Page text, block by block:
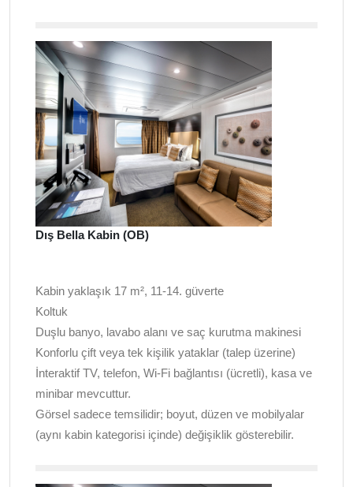
Dış Bella Kabin (OB)
Kabin yaklaşık 17 m², 11-14. güverte
Koltuk
Duşlu banyo, lavabo alanı ve saç kurutma makinesi
Konforlu çift veya tek kişilik yataklar (talep üzerine)
İnteraktif TV, telefon, Wi-Fi bağlantısı (ücretli), kasa ve
minibar mevcuttur.
Görsel sadece temsilidir; boyut, düzen ve mobilyalar
(aynı kabin kategorisi içinde) değişiklik gösterebilir.